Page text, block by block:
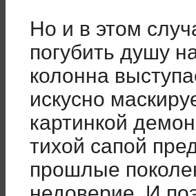
Но и в этом
погубить душу
колонна
искусно
картинкой
тихой сапой
прошлые